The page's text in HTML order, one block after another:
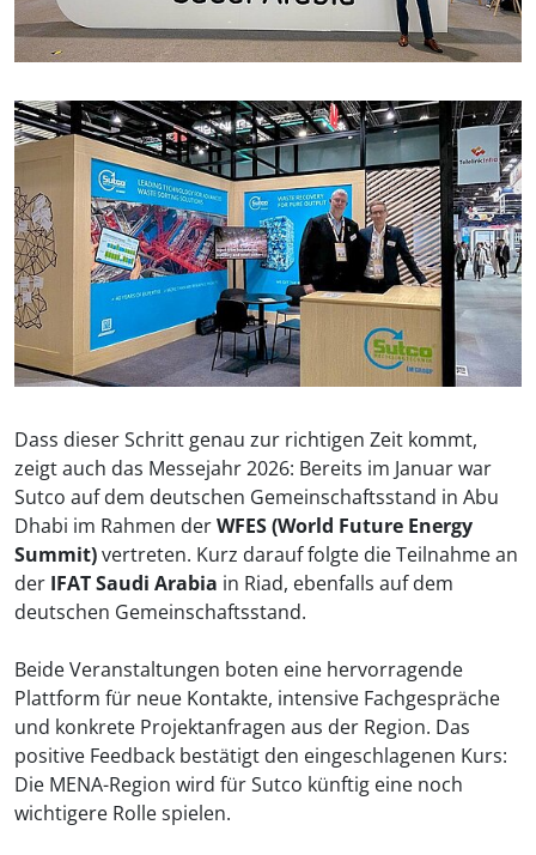
Dass dieser Schritt genau zur richtigen Zeit kommt,
zeigt auch das Messejahr 2026: Bereits im Januar war
Sutco auf dem deutschen Gemeinschaftsstand in Abu
Dhabi im Rahmen derWFES (World Future Energy
Summit)vertreten. Kurz darauf folgte die Teilnahme an
der IFAT Saudi Arabia in Riad, ebenfalls auf dem
deutschen Gemeinschaftsstand.
Beide Veranstaltungen boten eine hervorragende
Plattform für neue Kontakte, intensive Fachgespräche
und konkrete Projektanfragen aus der Region. Das
positive Feedback bestätigt den eingeschlagenen Kurs:
Die MENA-Region wird für Sutco künftig eine noch
wichtigere Rolle spielen.